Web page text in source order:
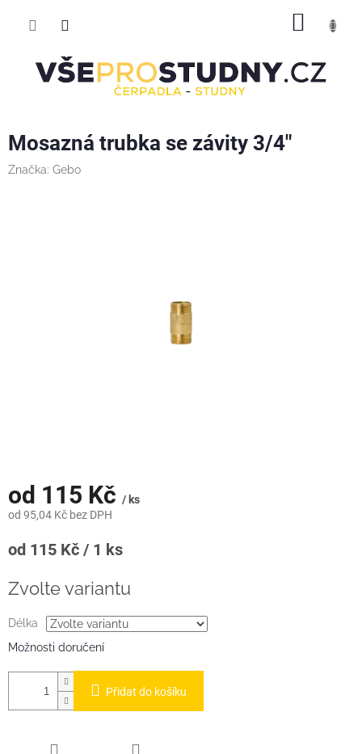
Mosazná trubka se závity 3/4"
Značka: Gebo
od 115 Kč / ks
od 95,04 Kč bez DPH
Měrná
od 115 Kč / 1 ks
Zvolte variantu
Délka
Možnosti doručení
Přidat do košíku